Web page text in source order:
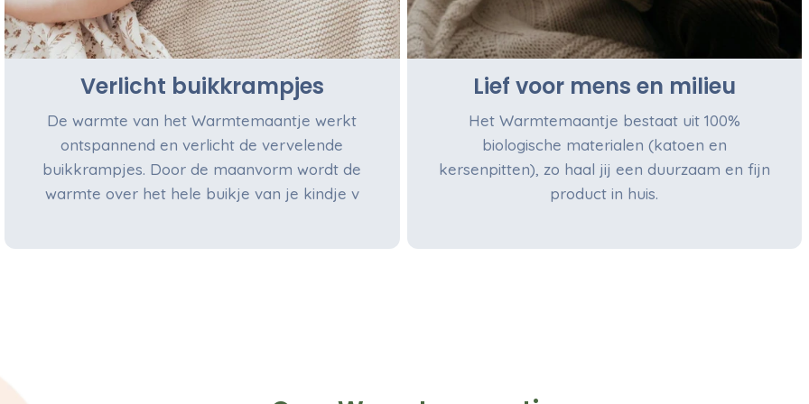
Verlicht buikkrampjes
De warmte van het Warmtemaantje werkt
ontspannend en verlicht de vervelende
buikkrampjes. Door de maanvorm wordt de
warmte over het hele buikje van je kindje v
Lief voor mens en milieu
Het Warmtemaantje bestaat uit 100%
biologische materialen (katoen en
kersenpitten), zo haal jij een duurzaam en fijn
product in huis.